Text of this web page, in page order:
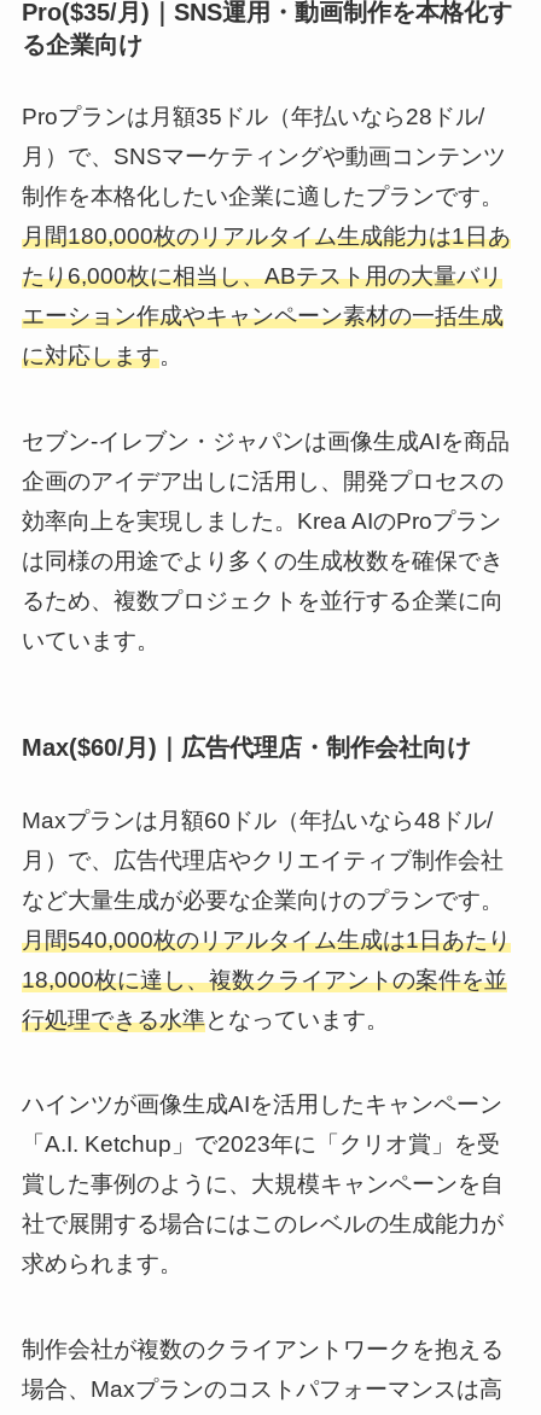
Pro($35/月)｜SNS運用・動画制作を本格化す
る企業向け
Proプランは月額35ドル（年払いなら28ドル/
月）で、SNSマーケティングや動画コンテンツ
制作を本格化したい企業に適したプランです。
月間180,000枚のリアルタイム生成能力は1日あ
たり6,000枚に相当し、ABテスト用の大量バリ
エーション作成やキャンペーン素材の一括生成
に対応します。
セブン-イレブン・ジャパンは画像生成AIを商品
企画のアイデア出しに活用し、開発プロセスの
効率向上を実現しました。Krea AIのProプラン
は同様の用途でより多くの生成枚数を確保でき
るため、複数プロジェクトを並行する企業に向
いています。
Max($60/月)｜広告代理店・制作会社向け
Maxプランは月額60ドル（年払いなら48ドル/
月）で、広告代理店やクリエイティブ制作会社
など大量生成が必要な企業向けのプランです。
月間540,000枚のリアルタイム生成は1日あたり
18,000枚に達し、複数クライアントの案件を並
行処理できる水準となっています。
ハインツが画像生成AIを活用したキャンペーン
「A.I. Ketchup」で2023年に「クリオ賞」を受
賞した事例のように、大規模キャンペーンを自
社で展開する場合にはこのレベルの生成能力が
求められます。
制作会社が複数のクライアントワークを抱える
場合、Maxプランのコストパフォーマンスは高